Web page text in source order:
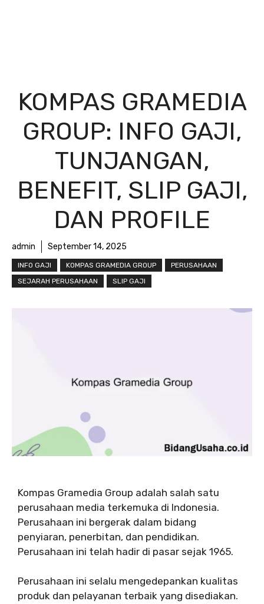
KOMPAS GRAMEDIA
GROUP: INFO GAJI,
TUNJANGAN,
BENEFIT, SLIP GAJI,
DAN PROFILE
admin September 14, 2025
INFO GAJI KOMPAS GRAMEDIA GROUP
PERUSAHAAN
SEJARAH PERUSAHAAN
SLIP GAJI
Kompas Gramedia Group adalah salah satu
perusahaan media terkemuka di Indonesia.
Perusahaan ini bergerak dalam bidang
penyiaran, penerbitan, dan pendidikan.
Perusahaan ini telah hadir di pasar sejak 1965.
Perusahaan ini selalu mengedepankan kualitas
produk dan pelayanan terbaik yang disediakan.